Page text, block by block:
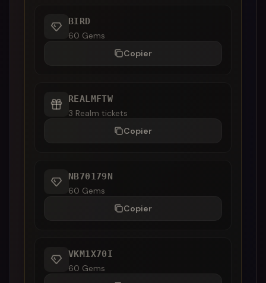
BIRD
60 Gems
Copier
REALMFTW
3 Realm tickets
Copier
NB70179N
60 Gems
Copier
VKM1X70I
60 Gems